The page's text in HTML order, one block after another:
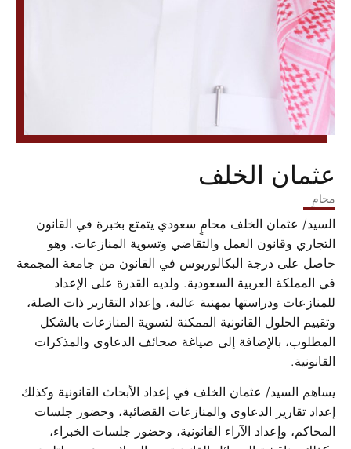
في المملكة العربية السعودية. ولديه القدرة على الإعداد
للمنازعات ودراستها بمهنية عالية، وإعداد التقارير ذات الصلة،
وتقييم الحلول القانونية الممكنة لتسوية المنازعات بالشكل
المطلوب، بالإضافة إلى صياغة صحائف الدعاوى والمذكرات
القانونية.
يساهم السيد/ عثمان الخلف في إعداد الأبحاث القانونية وكذلك
إعداد تقارير الدعاوى والمنازعات القضائية، وحضور جلسات
وكذلك مناقشة المسائل القانونية مع العملاء ودعمهم لتلبية
احتياجاتهم، بالإضافة إلى المشاركة في الاجتماعات وتجهيز
المستندات ومحاضر الاجتماعات ومتابعتها ضمن نطاق
اختصاصه.
مجالات الممارسة
القانون التجاري
التقاضي وفض النزاعات
قانون العمل